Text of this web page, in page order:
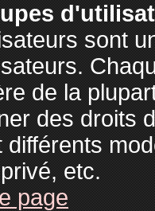
sont
de la
des droits
etc.
page